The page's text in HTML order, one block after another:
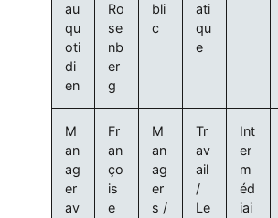
au
qu
oti
di
en
Ro
se
nb
er
g
bli
c
ati
qu
e
M
an
ag
er
av
Fr
an
ço
is
e
M
an
ag
er
s /
Tr
av
ail
/
Le
Int
er
m
éd
iai